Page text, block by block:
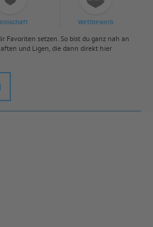
Wettbewerb
Favoriten setzen. So bist du ganz nah an
und Ligen, die dann direkt hier